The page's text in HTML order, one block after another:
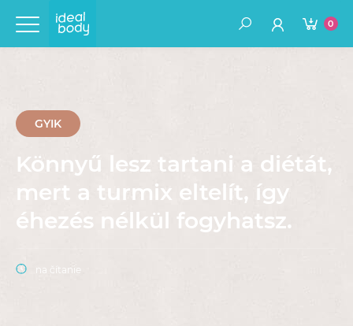
0
GYIK
Könnyű lesz tartani a diétát,
mert a turmix eltelít, így
éhezés nélkül fogyhatsz.
na čítanie